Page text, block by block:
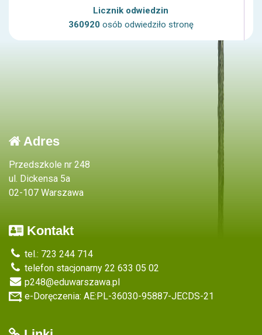
Licznik odwiedzin
360920osób odwiedziło stronę
Adres
Przedszkole nr 248
ul. Dickensa 5a
02-107 Warszawa
Kontakt
tel.: 723 244 714
telefon stacjonarny 22 633 05 02
p248@eduwarszawa.pl
e-Doręczenia: AE:PL-36030-95887-JECDS-21